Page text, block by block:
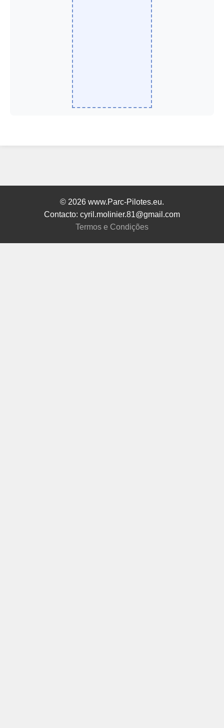
© 2026 www.Parc-Pilotes.eu.
Contacto: cyril.molinier.81@gmail.com
Termos e Condições